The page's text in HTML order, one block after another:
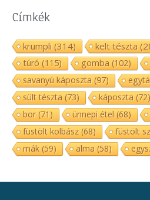
Címkék
krumpli (314) kelt tészta
túró (115) gomba (102)
savanyú káposzta (97)
sült tészta (73) káposzta (72)
bor(71) ünnepi étel (68)
füstölt kolbász(68) füstölt
mák(59) alma (58)